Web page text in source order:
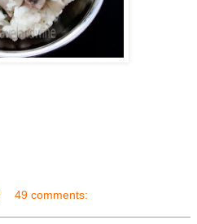
49 comments: